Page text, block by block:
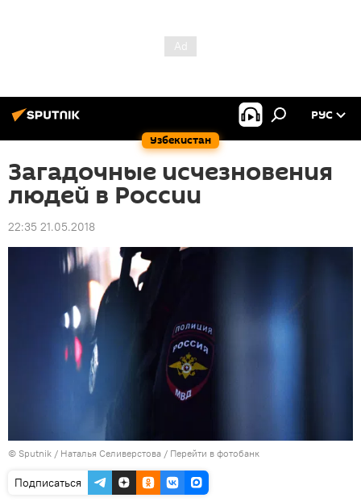
Узбекистан
РУС
Загадочные исчезновения
людей в России
22:35 21.05.2018
© Sputnik / Наталья Селиверстова / Перейти в фотобанк
Подписаться